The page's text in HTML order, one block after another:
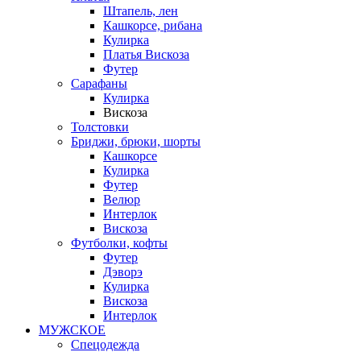
Штапель, лен
Кашкорсе, рибана
Кулирка
Платья Вискоза
Футер
Сарафаны
Кулирка
Вискоза
Толстовки
Бриджи, брюки, шорты
Кашкорсе
Кулирка
Футер
Велюр
Интерлок
Вискоза
Футболки, кофты
Футер
Дэворэ
Кулирка
Вискоза
Интерлок
МУЖСКОЕ
Спецодежда